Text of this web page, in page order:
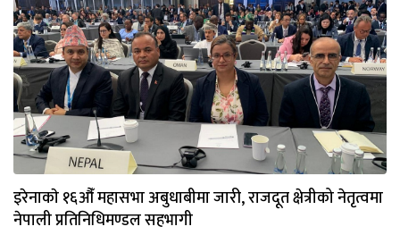
इरेनाकाे १६औँ महासभा अबुधाबीमा जारी, राजदूत क्षेत्रीको नेतृत्वमा
नेपाली प्रतिनिधिमण्डल सहभागी